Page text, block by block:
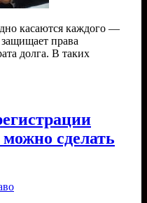
касаются каждого —
защищает права
долга. В таких
сделать